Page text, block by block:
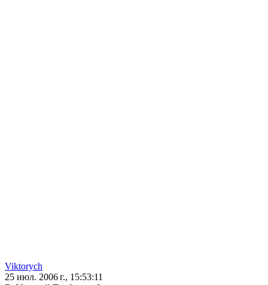
Viktorych
25 июл. 2006 г., 15:53:11